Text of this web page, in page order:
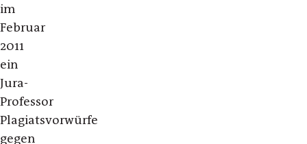
im
Februar
2011
ein
Jura-
Professor
Plagiatsvorwürfe
gegen